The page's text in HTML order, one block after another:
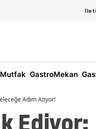
GastroMekan
Adım Atıyor!